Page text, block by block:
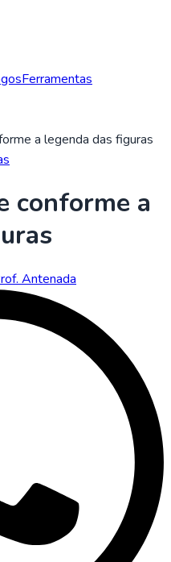
Ferramentas
a legenda das figuras
conforme a
Antenada